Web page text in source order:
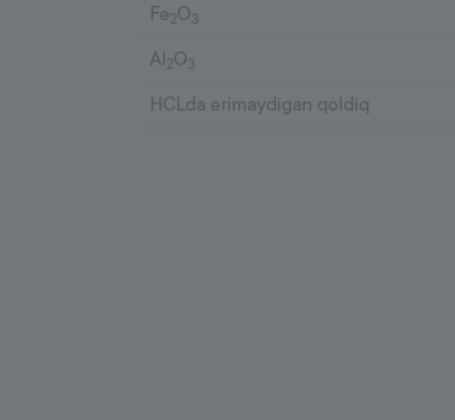
Fe2O3
Al2O3
HCLda erimaydigan qoldiq